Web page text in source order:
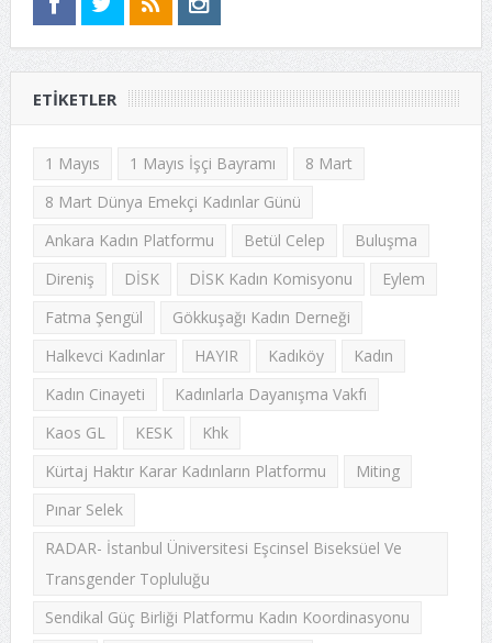
ETIKETLER
1 Mayıs 1 Mayıs İşçi Bayramı
8 Mart
8 Mart Dünya Emekçi Kadınlar Günü
Ankara Kadın Platformu
Betül Celep
Buluşma
Direniş
DİSK DİSK Kadın Komisyonu
Eylem
Fatma Şengül
Gökkuşağı Kadın Derneği
Halkevci Kadınlar
HAYIR Kadıköy
Kadın
Kadın Cinayeti
Kadınlarla Dayanışma Vakfı
Kaos GL
KESK
Khk
Kürtaj Haktır Karar Kadınların Platformu
Miting
Pınar Selek
RADAR- İstanbul Üniversitesi Eşcinsel Biseksüel Ve
Transgender Topluluğu
Sendikal Güç Birliği Platformu Kadın Koordinasyonu